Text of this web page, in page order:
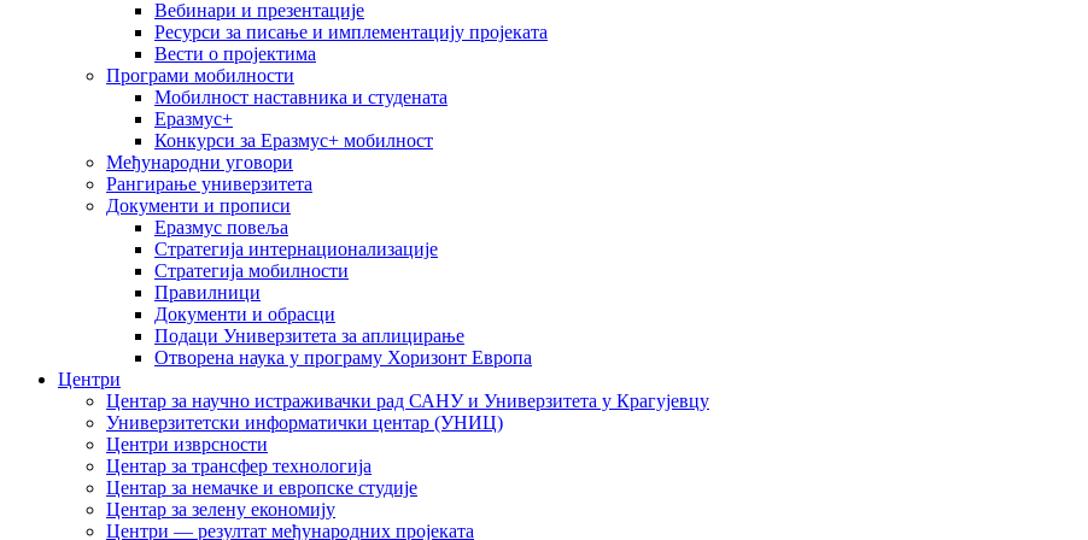
Вебинари и презентације
Ресурси за писање и имплементацију пројеката
Вести о пројектима
Програми мобилности
Мобилност наставника и студената
Еразмус+
Конкурси за Еразмус+ мобилност
Међународни уговори
Рангирање универзитета
Документи и прописи
Еразмус повеља
Стратегија интернационализације
Стратегија мобилности
Правилници
Документи и обрасци
Подаци Универзитета за аплицирање
Отворена наука у програму Хоризонт Европа
Центри
Центар за научно истраживачки рад САНУ и Универзитета у Крагујевцу
Универзитетски информатички центар (УНИЦ)
Центри изврсности
Центар за трансфер технологија
Центар за немачке и европске студије
Центар за зелену економију
Центри — резултат међународних пројеката